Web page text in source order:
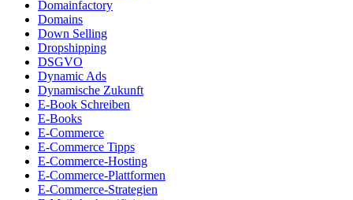
Domainfactory
Domains
Down Selling
Dropshipping
DSGVO
Dynamic Ads
Dynamische Zukunft
E-Book Schreiben
E-Books
E-Commerce
E-Commerce Tipps
E-Commerce-Hosting
E-Commerce-Plattformen
E-Commerce-Strategien